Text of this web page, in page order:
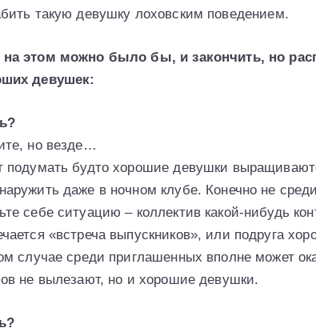
такую девушку лоховским поведением.
на этом можно было бы, и закончить, но
девушек:
но везде…
подумать будто хорошие девушки
даже в ночном клубе. Конечно не
себе ситуацию – коллектив какой-нибудь
«встреча выпускников», или подруга
случае среди приглашенных вполне может
не вылезают, но и хорошие девушки.